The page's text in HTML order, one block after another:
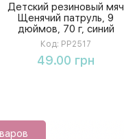
Детский резиновый мяч
Щенячий патруль, 9
дюймов, 70 г, синий
Код: PP2517
49.00 грн
Купить